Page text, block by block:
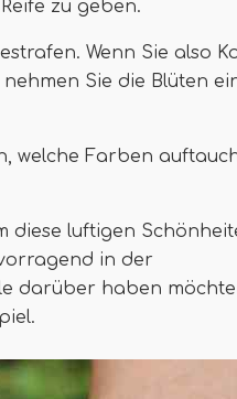
zu geben.
Wenn Sie also
Sie die Blüten
welche Farben
diese luftigen
in der
darüber haben